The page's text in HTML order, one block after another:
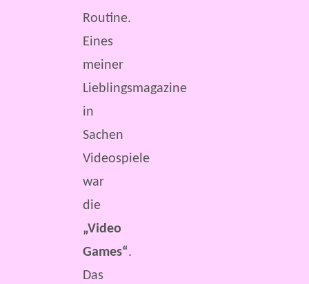
Routine.
Eines
meiner
Lieblingsmagazine
in
Sachen
Videospiele
war
die
„Video
Games“.
Das